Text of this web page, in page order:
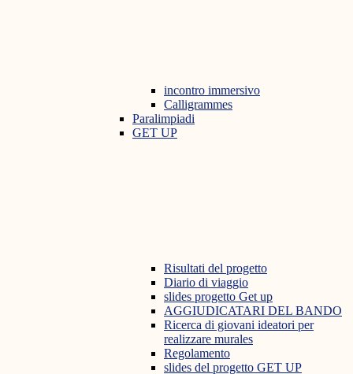
incontro immersivo
Calligrammes
Paralimpiadi
GET UP
Risultati del progetto
Diario di viaggio
slides progetto Get up
AGGIUDICATARI DEL BANDO
Ricerca di giovani ideatori per
realizzare murales
Regolamento
slides del progetto GET UP